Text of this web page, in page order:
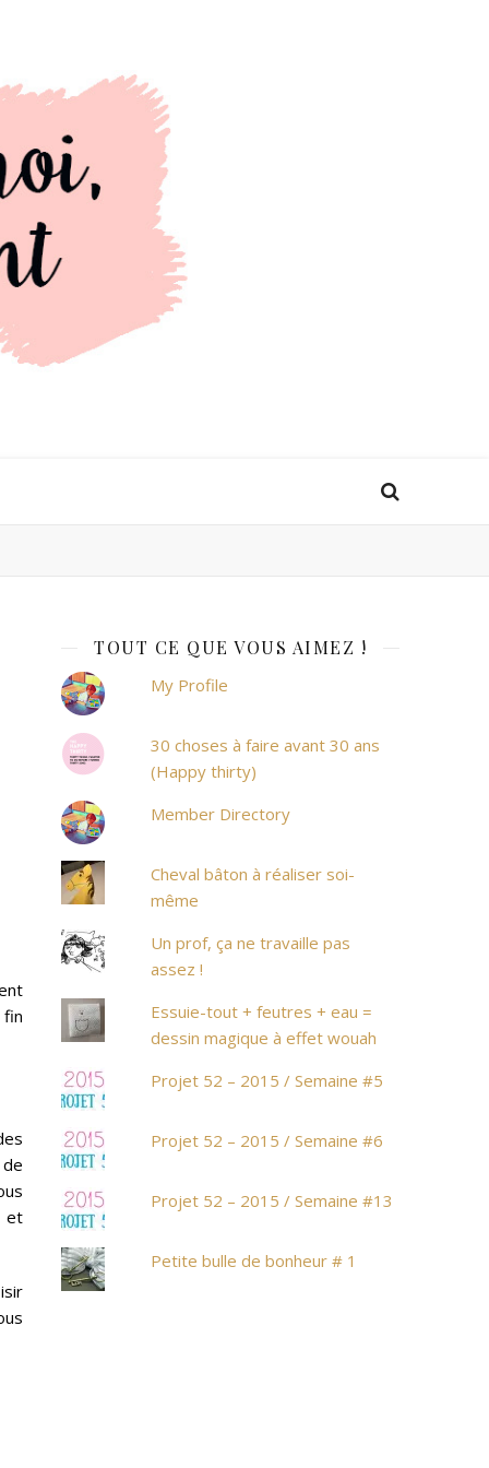
et
TOUT CE QUE VOUS AIMEZ !
My Profile
30 choses à faire avant 30 ans
(Happy thirty)
Member Directory
Cheval bâton à réaliser soi-
même
Un prof, ça ne travaille pas
assez !
Essuie-tout + feutres + eau =
dessin magique à effet wouah
Projet 52 – 2015 / Semaine #5
Projet 52 – 2015 / Semaine #6
Projet 52 – 2015 / Semaine #13
Petite bulle de bonheur # 1